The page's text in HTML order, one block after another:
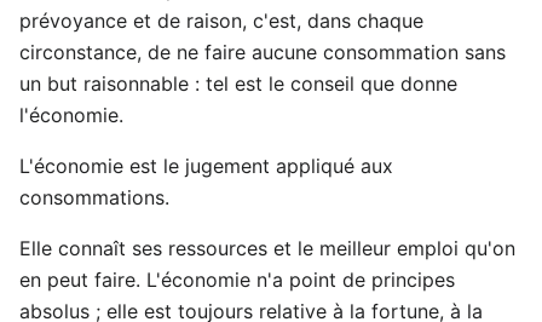
prévoyance et de raison, c'est, dans chaque
circonstance, de ne faire aucune consommation sans
un but raisonnable : tel est le conseil que donne
l'économie.
L'économie est le jugement appliqué aux
consommations.
Elle connaît ses ressources et le meilleur emploi qu'on
en peut faire. L'économie n'a point de principes
absolus ; elle est toujours relative à la fortune, à la